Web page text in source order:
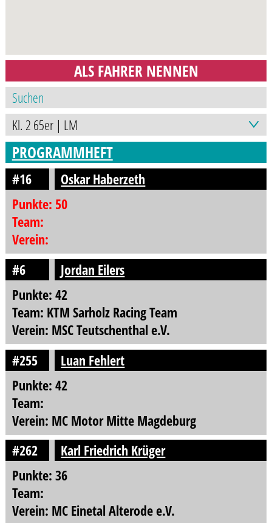
ALS FAHRER NENNEN
PROGRAMMHEFT
#16
Oskar Haberzeth
Punkte: 50
Team:
Verein:
#6
Jordan Eilers
Punkte: 42
Team: KTM Sarholz Racing Team
Verein: MSC Teutschenthal e.V.
#255
Luan Fehlert
Punkte: 42
Team:
Verein: MC Motor Mitte Magdeburg
#262
Karl Friedrich Krüger
Punkte: 36
Team:
Verein: MC Einetal Alterode e.V.